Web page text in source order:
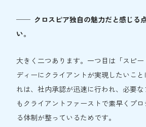
クロスピア独自の魅力だと感じる
い。
大きく二つあります。一つ目は「スピ
ディーにクライアントが実現したいこ
れは、社内承認が迅速に行われ、必要
もクライアントファーストで素早くプ
る体制が整っているためです。